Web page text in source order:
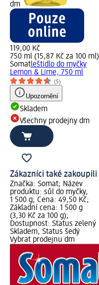
dm
119,00 Kč
750 ml (15,87 Kč za 100 ml)
Somatleštidlo do myčky
Lemon & Lime, 750 ml
(5)
Upozornění
Skladem
Všechny prodejny dm
Zákazníci také zakoupili
Značka: Somat; Název
produktu: sůl do myčky,
1 500 g; Cena: 49,50 Kč;
Základní cena: 1 500 g
(3,30 Kč za 100 g);
Dostupnost: Status zelený
Skladem, Status šedý
Vybrat prodejnu dm